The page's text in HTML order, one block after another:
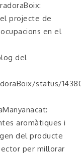
projecte de
en el
del
status/
aromàtiques i
del producte
per millorar